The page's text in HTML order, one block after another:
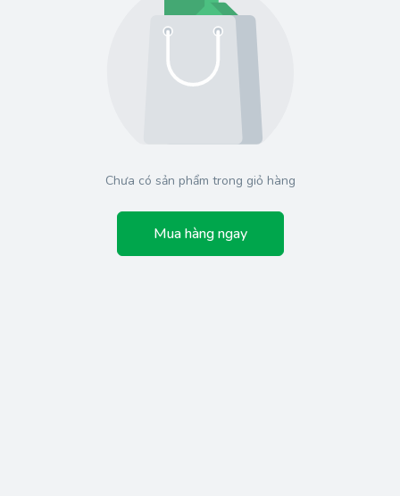
Chưa có sản phẩm trong giỏ hàng
Mua hàng ngay